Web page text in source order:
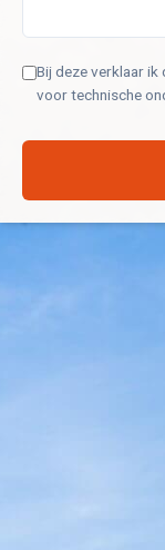
Bij deze verklaar
voor technische